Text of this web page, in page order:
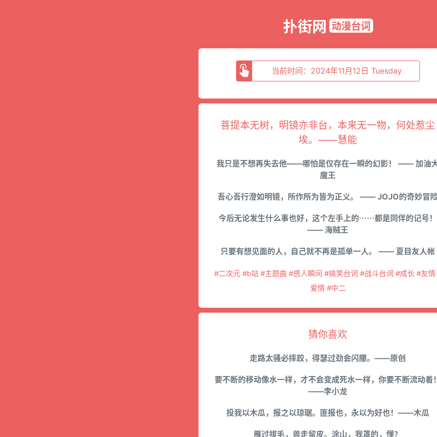
扑街网 动漫台词
当前时间：2024年11月12日 Tuesday
菩提本无树，明镜亦非台，本来无一物，何处惹尘
埃。——慧能
我只是不想再失去他——哪怕是仅存在一瞬的幻影！ —— 加油
魔王
吾心吾行澄如明镜，所作所为皆为正义。 —— JOJO的奇妙冒
今后无论发生什么事也好，这个左手上的⋯⋯都是同伴的记号！
—— 海贼王
只要有想见面的人，自己就不再是孤单一人。 —— 夏目友人帐
#二次元 #b站 #主题曲 #感人瞬间 #搞笑台词 #战斗台词 #成长 #友情
爱情 #中二
猜你喜欢
走路太骚必摔跤，得瑟过劲会闪腰。——原创
要不断的移动像水一样，才不会变成死水一样，你要不断流动着
——李小龙
投我以木瓜，报之以琼琚。匪报也，永以为好也！——木瓜
雁过拔毛，兽走留皮。涂山，我罩的，懂？